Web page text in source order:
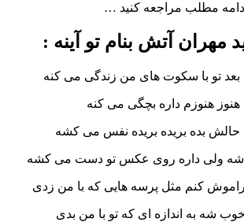
مطلب مراجعه کنید …
مهران آتش بنام تو آینه :
بعد تو با سکوت های من زندگی می کنه
هنوزم داره بچگی می کنه
حالش بده بریده بریده نفس می کشه
هاشه ولی داره روی عکس تو دست می کشه
کنم مثل پرسه هایی که با من زدی
شه به اندازه ای که تو با من بدی